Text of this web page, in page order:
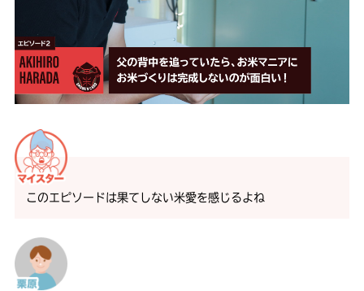
このエピソードは果てしない米愛を感じるよね